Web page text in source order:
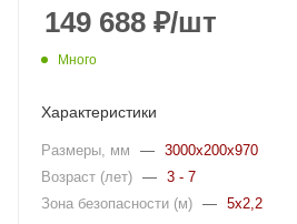
149 688 ₽/шт
Много
Характеристики
Размеры, мм — 3000x200x970
Возраст (лет) — 3 - 7
Зона безопасности (м) — 5x2,2